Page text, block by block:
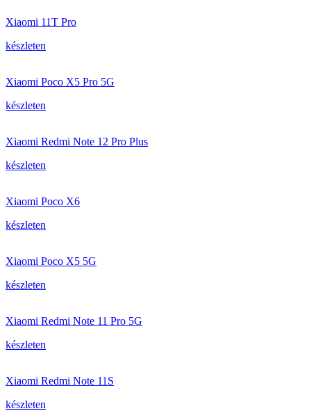
Xiaomi 11T Pro
készleten
Xiaomi Poco X5 Pro 5G
készleten
Xiaomi Redmi Note 12 Pro Plus
készleten
Xiaomi Poco X6
készleten
Xiaomi Poco X5 5G
készleten
Xiaomi Redmi Note 11 Pro 5G
készleten
Xiaomi Redmi Note 11S
készleten